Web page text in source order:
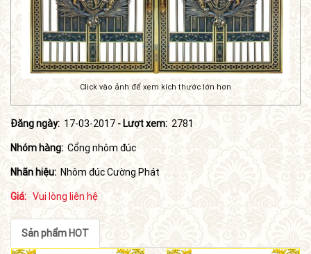
Click vào ảnh để xem kích thước lớn hơn
Đăng ngày: 17-03-2017 - Lượt xem: 2781
Nhóm hàng: Cổng nhôm đúc
Nhãn hiệu: Nhôm đúc Cường Phát
Giá: Vui lòng liên hệ
Sản phẩm HOT